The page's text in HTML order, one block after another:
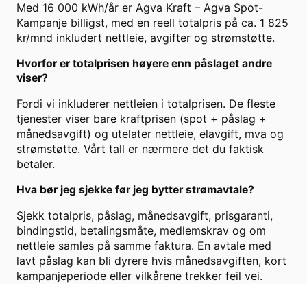
Med 16 000 kWh/år er Agva Kraft – Agva Spot-
Kampanje billigst, med en reell totalpris på ca. 1 825
kr/mnd inkludert nettleie, avgifter og strømstøtte.
Hvorfor er totalprisen høyere enn påslaget andre
viser?
Fordi vi inkluderer nettleien i totalprisen. De fleste
tjenester viser bare kraftprisen (spot + påslag +
månedsavgift) og utelater nettleie, elavgift, mva og
strømstøtte. Vårt tall er nærmere det du faktisk
betaler.
Hva bør jeg sjekke før jeg bytter strømavtale?
Sjekk totalpris, påslag, månedsavgift, prisgaranti,
bindingstid, betalingsmåte, medlemskrav og om
nettleie samles på samme faktura. En avtale med
lavt påslag kan bli dyrere hvis månedsavgiften, kort
kampanjeperiode eller vilkårene trekker feil vei.